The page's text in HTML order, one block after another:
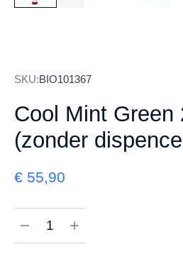
SKU:BIO101367
Cool Mint Green
(zonder
€ 55,90